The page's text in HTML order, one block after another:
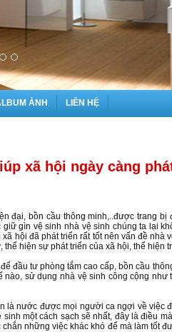
ẢNH LIÊN HỆ
xã hội ngày càng
đại, bồn cầu thông minh,..được trang
gìn vệ sinh nhà vệ sinh chúng ta lại
hội đã phát triển rất tốt nên vấn đề
hiện sự phát triển của xã hội, thể
đầu tư phòng tắm cao cấp, bồn cầu
sử dụng nhà vệ sinh công cộng
là nước được mọi người ca ngợi về việc
một cách sạch sẽ nhất, đây là điều
những việc khác khó để mà làm tốt